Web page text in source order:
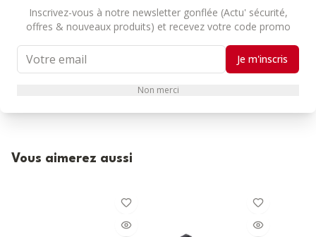
Ce cordon Tout-en-1 est adaptable sur tous les gilets airbag de
la marque Hit-Air.(modèles SKV, MLV-C, SV, H)
La sangle dispose de deux boucles de réglage pour s’adapter à
tout type de selle.
Vous aimerez aussi
Inscrivez-vous à notre newsletter gonflée (Actu' sécurité,
offres & nouveaux produits) et recevez votre code promo
Je m'inscris
Non merci